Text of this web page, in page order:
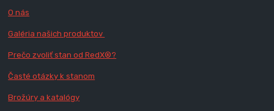
O nás
Galéria našich produktov
Prečo zvoliť stan od RedX®?
Časté otázky k stanom
Brožúry a katalógy